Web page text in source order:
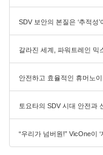
SDV 보안의 본질은 ‘추적성’
갈라진 세계, 파워트레인 믹
안전하고 효율적인 휴머노
토요타의 SDV 시대 안전과
“우리가 넘버원!” VicOne이